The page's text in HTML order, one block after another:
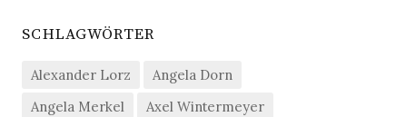
SCHLAGWÖRTER
Alexander Lorz
Angela Dorn
Angela Merkel
Axel Wintermeyer